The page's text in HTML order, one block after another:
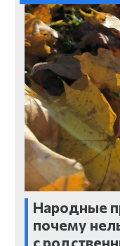
Народные
почему
с